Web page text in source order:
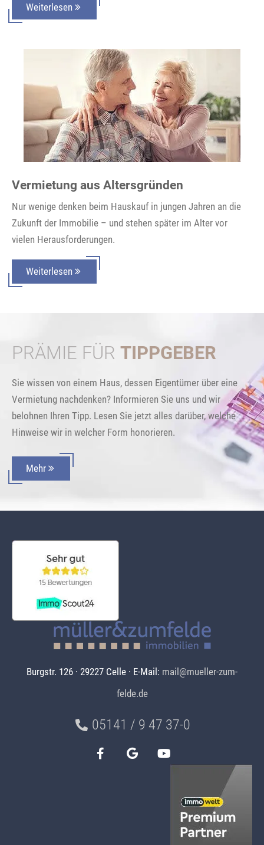
Burgstr. 126 · 29227 Celle · E-Mail: mail@mueller-zum-
felde.de
05141 / 9 47 37-0
Weiterlesen
Vermietung aus Altersgründen
Nur wenige denken beim Hauskauf in jungen Jahren an die
Zukunft der Immobilie – und stehen später im Alter vor
vielen Herausforderungen.
Weiterlesen
PRÄMIE FÜR TIPPGEBER
Sie wissen von einem Haus, dessen Eigentümer über eine
Vermietung nachdenken? Informieren Sie uns und wir
belohnen Ihren Tipp. Lesen Sie jetzt alles darüber, welche
Hinweise wir in welcher Form honorieren.
Mehr